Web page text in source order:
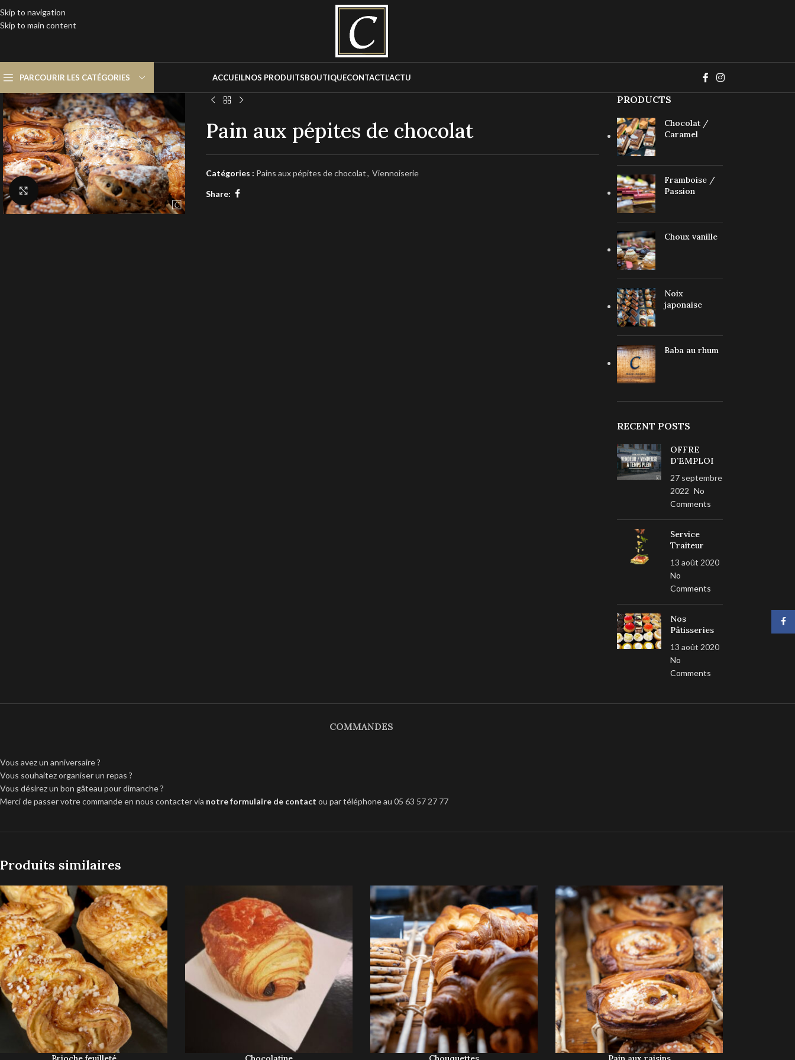
Skip to navigation
Skip to main content
PARCOURIR LES CATÉGORIES ACCUEILNOS PRODUITSBOUTIQUECONTACTL’ACTU
Click to enlarge
Pain aux pépites de chocolat
Catégories : Pains aux pépites de chocolat, Viennoiserie
Share:
PRODUCTS
Chocolat /
Caramel
Framboise /
Passion
Choux vanille
Noix
japonaise
Baba au rhum
RECENT POSTS
OFFRE
D’EMPLOI
27 septembre
2022 No
Comments
Service
Traiteur
13 août 2020
No
Comments
Nos
Pâtisseries
13 août 2020
No
Comments
COMMANDES
Vous avez un anniversaire ?
Vous souhaitez organiser un repas ?
Vous désirez un bon gâteau pour dimanche ?
Merci de passer votre commande en nous contacter via notre formulaire de contact ou par téléphone au 05 63 57 27 77
Produits similaires